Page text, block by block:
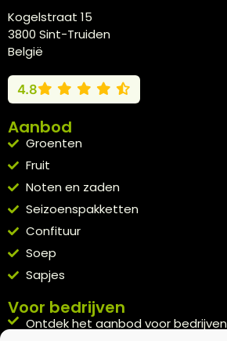
Kogelstraat 15
3800 Sint-Truiden
België
4.8
Aanbod
Groenten
Fruit
Noten en zaden
Seizoenspakketten
Confituur
Soep
Sapjes
Voor bedrijven
Ontdek het aanbod voor bedrijven